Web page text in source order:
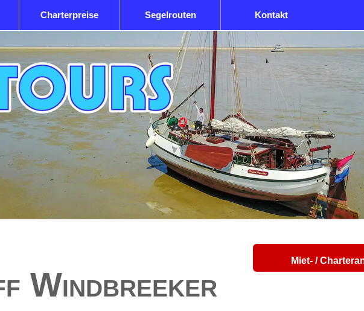
Charterpreise Segelrouten Kontakt
Windbreeker
Miet- /